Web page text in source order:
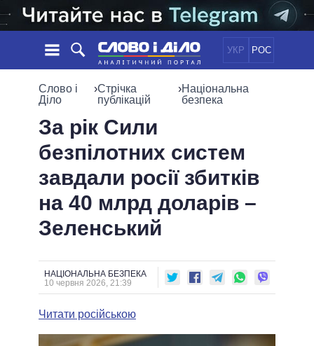
УКР РОС
НОВИНИ
СТРІЧКА
ПОДІЇ
СТАТТІ
ДУМКИ
ОГЛЯДИ
ДАЙДЖЕСТИ
СУСПІЛЬСТВО
СВІТ
ПОЛIТИКИ
УСІ ПОЛІТИКИ
ПРЕЗИДЕНТ І ОФІС
ВЕРХОВНА РАДА
ГОЛОВИ ОБЛАДМІНІСТРАЦІЙ
МЕРИ МІСТ
ІНФОГРАФІКА
ВІДЕО
ПОРІВНЯННЯ ПОЛІТИКІВ
Слово і
Діло
›Стрічка
публікацій
›Національна
безпека
За рік Сили
безпілотних систем
завдали росії збитків
на 40 млрд доларів –
Зеленський
НАЦІОНАЛЬНА БЕЗПЕКА
10 червня 2026, 21:39
Читати російською